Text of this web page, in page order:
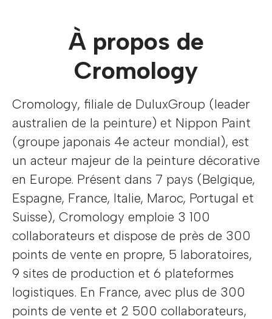
À propos de
Cromology
Cromology, filiale de DuluxGroup (leader
australien de la peinture) et Nippon Paint
(groupe japonais 4e acteur mondial), est
un acteur majeur de la peinture décorative
en Europe. Présent dans 7 pays (Belgique,
Espagne, France, Italie, Maroc, Portugal et
Suisse), Cromology emploie 3 100
collaborateurs et dispose de près de 300
points de vente en propre, 5 laboratoires,
9 sites de production et 6 plateformes
logistiques. En France, avec plus de 300
points de vente et 2 500 collaborateurs,